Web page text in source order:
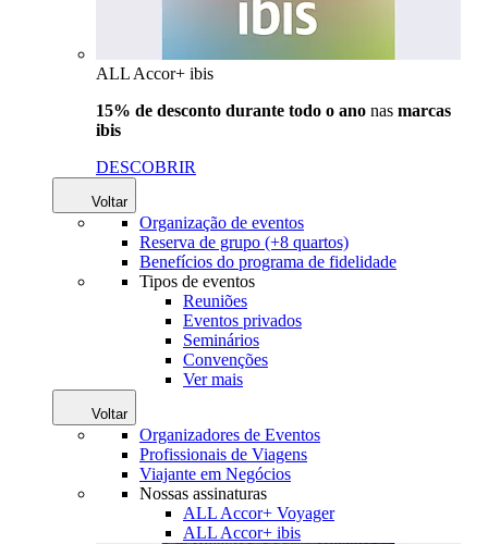
ALL Accor+ ibis
15% de desconto durante todo o ano nas marcas
ibis
DESCOBRIR
Voltar
Organização de eventos
Reserva de grupo (+8 quartos)
Benefícios do programa de fidelidade
Tipos de eventos
Reuniões
Eventos privados
Seminários
Convenções
Ver mais
Voltar
Organizadores de Eventos
Profissionais de Viagens
Viajante em Negócios
Nossas assinaturas
ALL Accor+ Voyager
ALL Accor+ ibis